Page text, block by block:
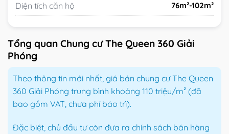
Diện tích căn hộ 76m²-102m²
Tổng quan Chung cư The Queen 360 Giải
Phóng
Theo thông tin mới nhất, giá bán chung cư The Queen
360 Giải Phóng trung bình khoảng 110 triệu/m² (đã
bao gồm VAT, chưa phí bảo trì).
Đặc biệt, chủ đầu tư còn đưa ra chính sách bán hàng